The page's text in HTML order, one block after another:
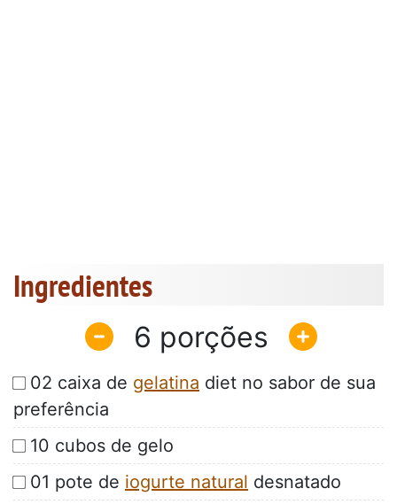
Ingredientes
6
02 caixa de gelatina diet no sabor de sua
preferência
10 cubos de gelo
01 pote de iogurte natural desnatado